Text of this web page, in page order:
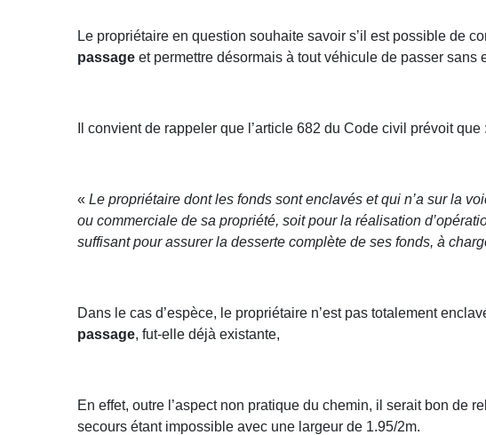
Le propriétaire en question souhaite savoir s’il est possible de
passage et permettre désormais à tout véhicule de passer sans
Il convient de rappeler que l’article 682 du Code civil prévoit que :
«Le propriétaire dont les fonds sont enclavés et qui n’a sur la
ou commerciale de sa propriété, soit pour la réalisation
suffisant pour assurer la desserte complète de ses fonds, à
Dans le cas d’espèce, le propriétaire n’est pas totalement
passage, fut-elle déjà existante,
En effet, outre l’aspect non pratique du chemin, il serait bon de
secours étant impossible avec une largeur de 1.95/2m.